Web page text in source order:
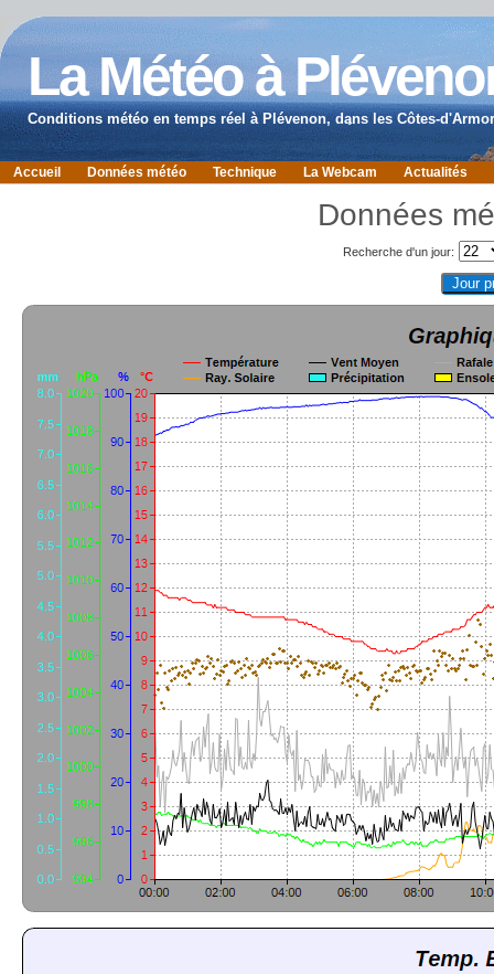
La Météo à
Conditions météo en temps réel à Plévenon, dans les Côtes-
Accueil Données météo Technique La Webcam Actualités
Données
Recherche d'un jour: